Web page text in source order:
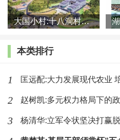
政策覆盖范围。二是“应进未
政策调整方面表现得较为突
消脱贫户特惠帮扶政策时，
不稳定户，导致政策退出太
将一般农户中有较大致贫风
易致贫户纳入帮扶政策覆盖
大国小村:十八洞村的现代变迁是一道美丽的风景线
本类排行
1 匡远配:大力发展现代农业
2 赵树凯:多元权力格局下的
3 杨清华:立军令状坚决打赢